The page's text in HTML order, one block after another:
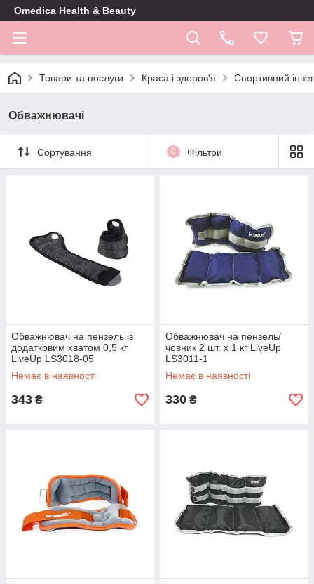
Omedica Health & Beauty
Товари та послуги Краса і здоров'я Спортивний
Обважнювачі
Сортування 0 Фільтри
Обважнювач на пензель із
додатковим хватом 0,5 кг
LiveUp LS3018-05
Немає в наявності
343 ₴
Обважнювач на пензель/
човник 2 шт. х 1 кг LiveUp
LS3011-1
Немає в наявності
330 ₴